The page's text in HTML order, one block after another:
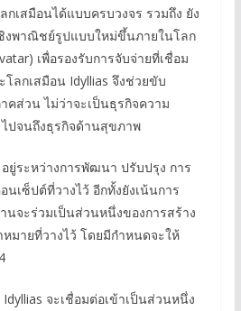
เสมือนได้แบบครบวงจร รวมถึง ยัง
งพาณิชย์รูปแบบใหม่ขึ้นภายในโลก
เพื่อรองรับการจับจ่ายที่เชื่อม
โลกเสมือน Idyllias จึงช่วยขับ
คส่วน ไม่ว่าจะเป็นธุรกิจความ
ปจนถึงธุรกิจด้านสุขภาพ
ยู่ระหว่างการพัฒนา ปรับปรุง การ
นเซ็ปต์ที่วางไว้ อีกทั้งยังเน้นการ
จะร่วมเป็นส่วนหนึ่งของการสร้าง
มายที่วางไว้ โดยมีกำหนดจะให้
จะเชื่อมต่อเข้าเป็นส่วนหนึ่ง